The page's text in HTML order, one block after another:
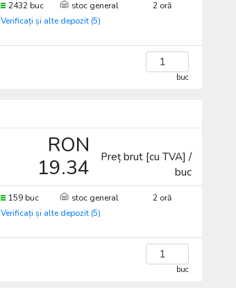
2432 buc stoc general
2 oră
Verificați și alte depozit (5)
buc
RON
19.34
Preț brut [cu TVA] /
buc
159 buc stoc general
2 oră
Verificați și alte depozit (5)
buc